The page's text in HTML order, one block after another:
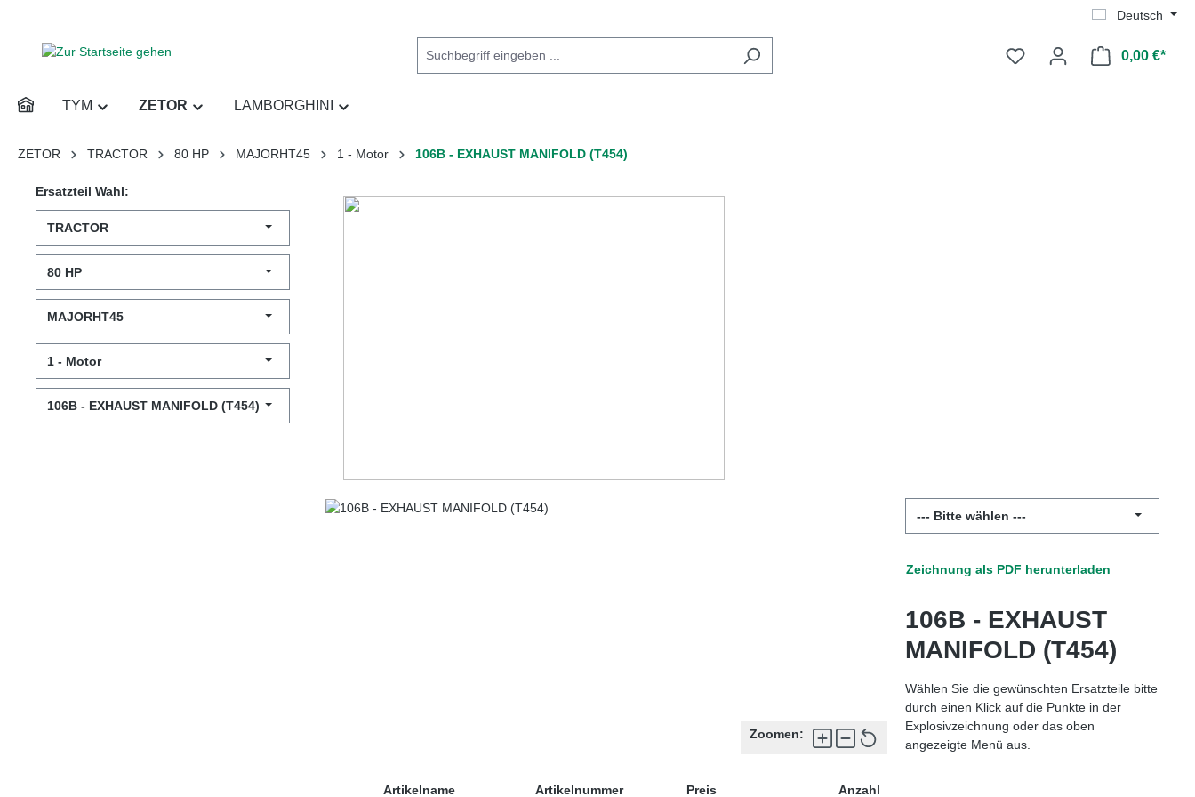
Deutsch
0,00 €*
TYM ZETOR LAMBORGHINI
ZETOR TRACTOR 80 HP MAJORHT45 1 - Motor 106B - EXHAUST MANIFOLD (T454)
Ersatzteil Wahl:
TRACTOR
80 HP
MAJORHT45
1 - Motor
106B - EXHAUST MANIFOLD (T454)
Zoomen:
--- Bitte wählen ---
Zeichnung als PDF herunterladen
106B - EXHAUST
MANIFOLD (T454)
Wählen Sie die gewünschten Ersatzteile bitte
durch einen Klick auf die Punkte in der
Explosivzeichnung oder das oben
angezeigte Menü aus.
Artikelname Artikelnummer Preis Anzahl